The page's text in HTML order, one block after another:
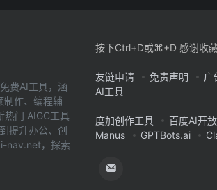
费AI工具，涵
制作、编程辅
热门 AIGC工具
提升办公、创
nav.net，探索
按下Ctrl+D或⌘+D 感谢收
友链申请 免责声明 广
AI工具
度加创作工具 百度AI开
Manus
GPTBots.ai